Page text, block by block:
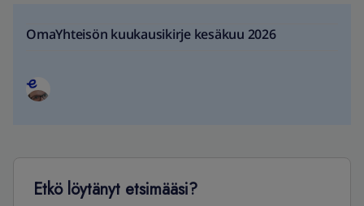
OmaYhteisön kuukausikirje kesäkuu 2026
Etkö löytänyt etsimääsi?